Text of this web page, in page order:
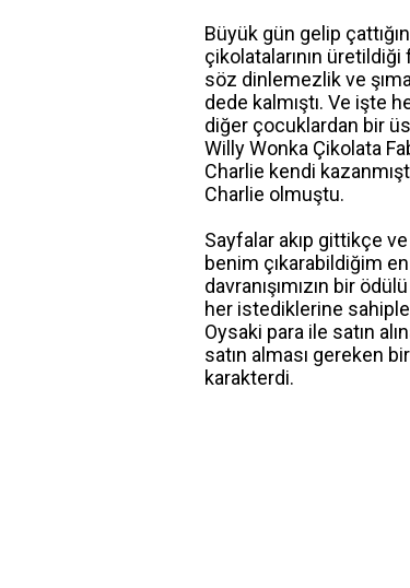
Büyük gün gelip
çikolatalarının üretildiği
söz dinlemezlik ve
dede kalmıştı. Ve işte
diğer çocuklardan bir
Willy Wonka Çikolata
Charlie kendi
Charlie olmuştu.
Sayfalar akıp gittikçe
benim çıkarabildiğim
davranışımızın bir
her istediklerine
Oysaki para ile satın
satın alması gereken
karakterdi.